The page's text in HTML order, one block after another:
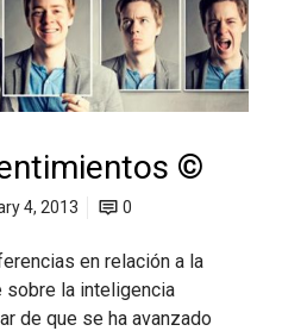
©
4, 2013 0
en relación a la
sobre la inteligencia
de que se ha avanzado